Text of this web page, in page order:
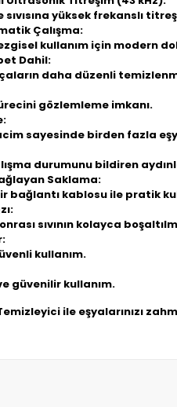
sıvısına yüksek frekanslı
Çalışma:
kullanım için modern
Dahil:
daha düzenli
gözlemleme imkanı.
sayesinde birden fazla
durumunu bildiren
Saklama:
bağlantı kablosu ile pratik
sıvının kolayca
kullanım.
güvenilir kullanım.
ile eşyalarınızı